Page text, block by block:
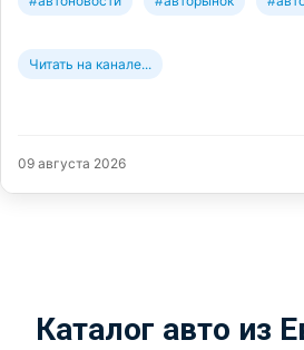
Читать на канале...
09 августа 2026
Каталог авто